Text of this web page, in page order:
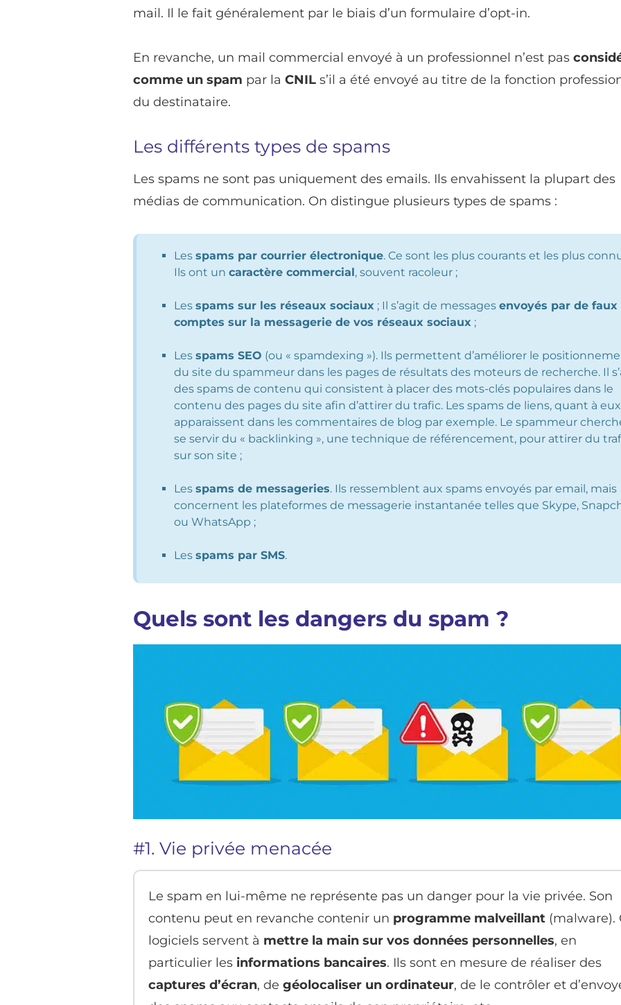
mail. Il le fait généralement par le biais d’un formulaire d’opt-in.
En revanche, un mail commercial envoyé à un professionnel n’est pas
comme un spam par la CNIL s’il a été envoyé au titre de la fonction
du destinataire.
Les différents types de spams
Les spams ne sont pas uniquement des emails. Ils envahissent la plupart des
médias de communication. On distingue plusieurs types de spams :
Lesspams par courrier électronique. Ce sont les plus courants et les plus
Ils ont uncaractère commercial , souvent racoleur ;
Lesspams sur les réseaux sociaux ; Il s’agit de messagesenvoyés par de faux
comptes sur la messagerie de vos réseaux sociaux ;
Lesspams SEO (ou « spamdexing »). Ils permettent d’améliorer le
du site du spammeur dans les pages de résultats des moteurs de recherche. Il
des spams de contenu qui consistent à placer des mots-clés populaires dans le
contenu des pages du site afin d’attirer du trafic. Les spams de liens, quant à
apparaissent dans les commentaires de blog par exemple. Le spammeur
se servir du « backlinking », une technique de référencement, pour attirer du
sur son site ;
Lesspams de messageries. Ils ressemblent aux spams envoyés par email, mais
concernent les plateformes de messagerie instantanée telles que Skype,
ou WhatsApp ;
Lesspams par SMS.
Quels sont les dangers du spam ?
#1. Vie privée menacée
Le spam en lui-même ne représente pas un danger pour la vie privée. Son
contenu peut en revanche contenir un programme malveillant (malware).
logiciels servent à mettre la main sur vos données personnelles, en
particulier les informations bancaires. Ils sont en mesure de réaliser des
captures d’écran, de géolocaliser un ordinateur, de le contrôler et